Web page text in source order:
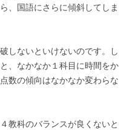
、国語にさらに傾斜してしま
しないといけないのです。し
、なかなか１科目に時間をか
数の傾向はなかなか変わらな
教科のバランスが良くないと